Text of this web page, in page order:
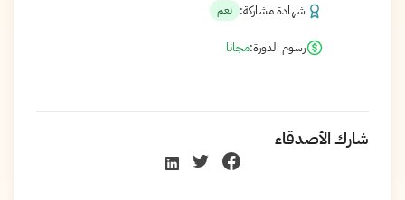
شهادة مشاركة: نعم
رسوم الدورة:مجانا
شارك الأصدقاء